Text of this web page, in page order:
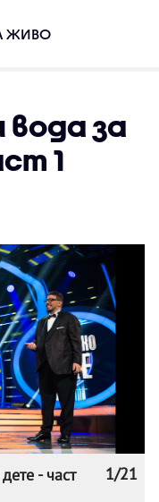
ЖИВО
вода за
1
1/21
- част